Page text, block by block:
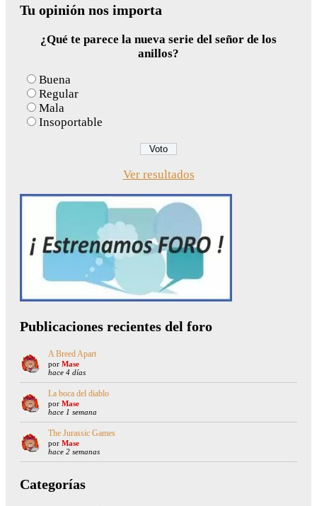
Tu opinión nos importa
¿Qué te parece la nueva serie del señor de los
anillos?
Buena
Regular
Mala
Insoportable
Ver resultados
Publicaciones recientes del foro
A Breed Apart
por Mase
hace 4 días
La boca del diablo
por Mase
hace 1 semana
The Jurassic Games
por Mase
hace 2 semanas
Categorías